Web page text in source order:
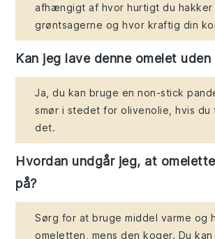
afhængigt af hvor hurtigt du hakker
grøntsagerne og hvor kraftig din
Kan jeg lave denne omelet uden
Ja, du kan bruge en non-stick
smør i stedet for olivenolie, hvis
det.
Hvordan undgår jeg, at
på?
Sørg for at bruge middel varme og
omeletten, mens den koger. Du